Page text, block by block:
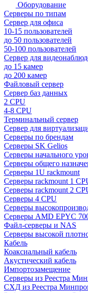
Оборудование
Серверы по типам
Сервер для офиса
10-15 пользователей
до 50 пользователей
50-100 пользователей
Сервер для
до 15 камер
до 200 камер
Файловый сервер
Сервер баз данных
2 CPU
4-8 CPU
Терминальный сервер
Сервер для
Серверы по брендам
Серверы SK Gelios
Серверы начального
Серверы общего
Серверы 1U rackmount
Серверы rackmount 1
Серверы rackmount 2
Серверы 4 CPU
Серверы
Серверы AMD EPYC
Файл-серверы и NAS
Серверы высокой
Кабель
Коаксиальный кабель
Акустический кабель
Импортозамещение
Серверы из Реестра
СХД из Реестра